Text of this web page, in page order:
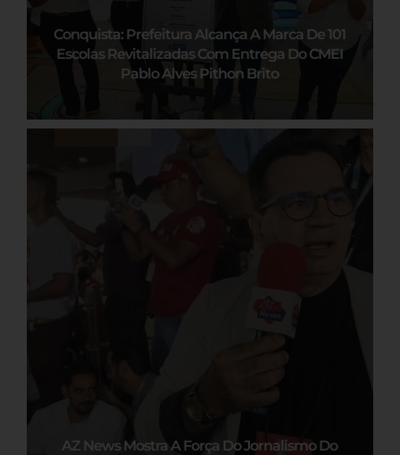
Conquista: Prefeitura Alcança A Marca De 101
Escolas Revitalizadas Com Entrega Do CMEI
Pablo Alves Pithon Brito
AZ News Mostra A Força Do Jornalismo Do